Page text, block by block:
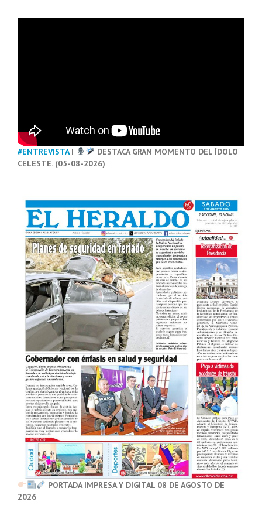
#ENTREVISTA|
DESTACA GRAN MOMENTO DEL ÍDOLO
CELESTE. (05-08-2026)
PORTADA IMPRESA Y DIGITAL 08 DE AGOSTO DE
2026